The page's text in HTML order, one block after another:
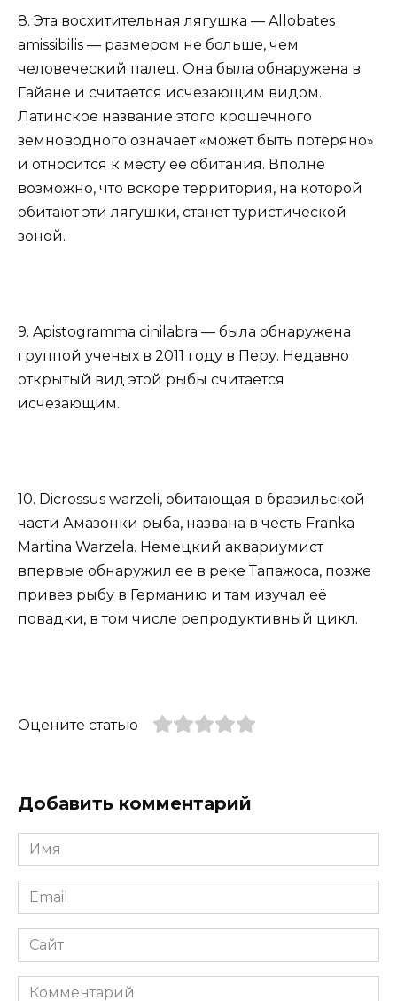
8. Эта восхитительная лягушка — Allobates
amissibilis — размером не больше, чем
человеческий палец. Она была обнаружена в
Гайане и считается исчезающим видом.
Латинское название этого крошечного
земноводного означает «может быть потеряно»
и относится к месту ее обитания. Вполне
возможно, что вскоре территория, на которой
обитают эти лягушки, станет туристической
зоной.
9. Apistogramma cinilabra — была обнаружена
группой ученых в 2011 году в Перу. Недавно
открытый вид этой рыбы считается
исчезающим.
10. Dicrossus warzeli, обитающая в бразильской
части Амазонки рыба, названа в честь Franka
Martina Warzela. Немецкий аквариумист
впервые обнаружил ее в реке Тапажоса, позже
привез рыбу в Германию и там изучал её
повадки, в том числе репродуктивный цикл.
Оцените статью
Добавить комментарий
Имя
*
Email
*
Сайт
Комментарий